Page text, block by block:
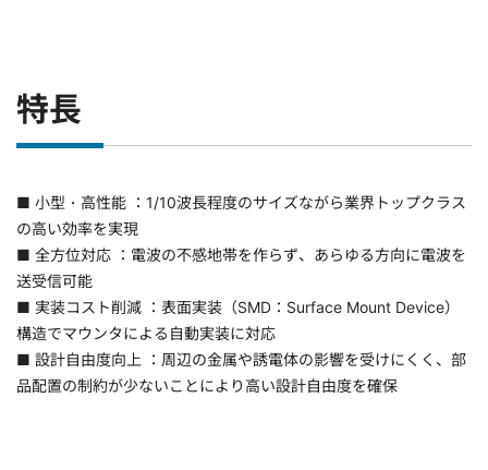
特長
■ 小型・高性能 ：1/10波長程度のサイズながら業界トップクラス
の高い効率を実現
■ 全方位対応 ：電波の不感地帯を作らず、あらゆる方向に電波を
送受信可能
■ 実装コスト削減 ：表面実装（SMD：Surface Mount Device）
構造でマウンタによる自動実装に対応
■ 設計自由度向上 ：周辺の金属や誘電体の影響を受けにくく、部
品配置の制約が少ないことにより高い設計自由度を確保